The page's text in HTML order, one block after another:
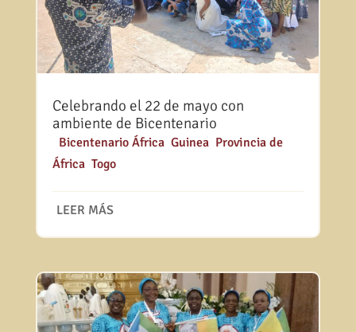
Celebrando el 22 de mayo con
ambiente de Bicentenario
Bicentenario África, Guinea, Provincia de
África, Togo
LEER MÁS